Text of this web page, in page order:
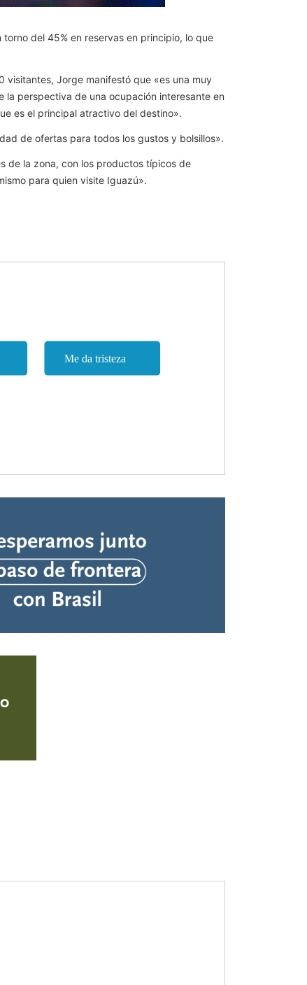
del 45% en reservas en principio, lo que
visitantes, Jorge manifestó que «es una muy
la perspectiva de una ocupación interesante en
es el principal atractivo del destino».
de ofertas para todos los gustos y bolsillos».
de la zona, con los productos típicos de
para quien visite Iguazú».